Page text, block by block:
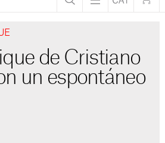
de Cristiano
un espontáneo